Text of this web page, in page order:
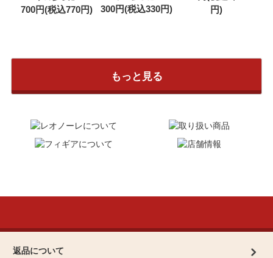
700円(税込770円)
300円(税込330円)
円)
もっと見る
返品について